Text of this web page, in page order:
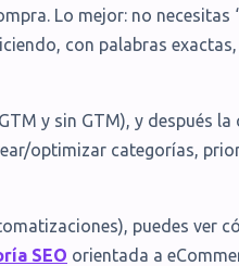
Lo mejor: no necesitas
con palabras
y sin GTM), y después la
optimizar categorías,
puedes ver
SEO orientada a